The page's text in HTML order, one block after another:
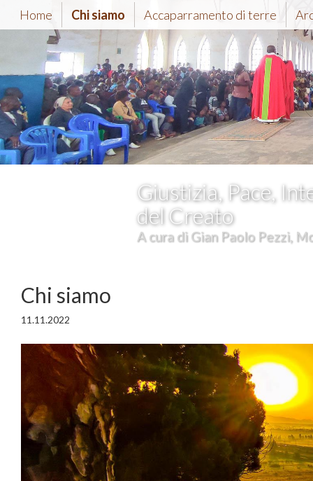
Home Chi siamo Accaparramento di terre
Giustizia, Pace,
del Creato
A cura di Gian Paolo Pezzi,
Chi siamo
11.11.2022